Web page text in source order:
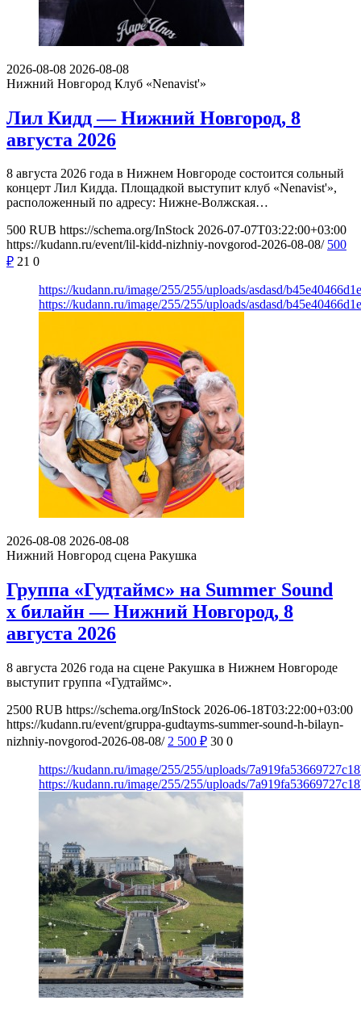
2026-08-08 2026-08-08
Нижний Новгород Клуб «Nenavist'»
Лил Кидд — Нижний Новгород, 8
августа 2026
8 августа 2026 года в Нижнем Новгороде состоится сольный
концерт Лил Кидда. Площадкой выступит клуб «Nenavist'»,
расположенный по адресу: Нижне-Волжская…
500 RUB https://schema.org/InStock 2026-07-07T03:22:00+03:00
https://kudann.ru/event/lil-kidd-nizhniy-novgorod-2026-08-08/ 500
₽ 21 0
https://kudann.ru/image/255/255/uploads/asdasd/
https://kudann.ru/image/255/255/uploads/asdasd/
2026-08-08 2026-08-08
Нижний Новгород сцена Ракушка
Группа «Гудтаймс» на Summer Sound
х билайн — Нижний Новгород, 8
августа 2026
8 августа 2026 года на сцене Ракушка в Нижнем Новгороде
выступит группа «Гудтаймс».
2500 RUB https://schema.org/InStock 2026-06-18T03:22:00+03:00
https://kudann.ru/event/gruppa-gudtayms-summer-sound-h-bilayn-
nizhniy-novgorod-2026-08-08/ 2 500 ₽ 30 0
https://kudann.ru/image/255/255/uploads/
https://kudann.ru/image/255/255/uploads/